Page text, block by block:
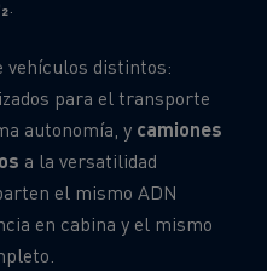
.
vehículos distintos:
para el transporte
autonomía, y camiones
a la versatilidad
el mismo ADN
en cabina y el mismo